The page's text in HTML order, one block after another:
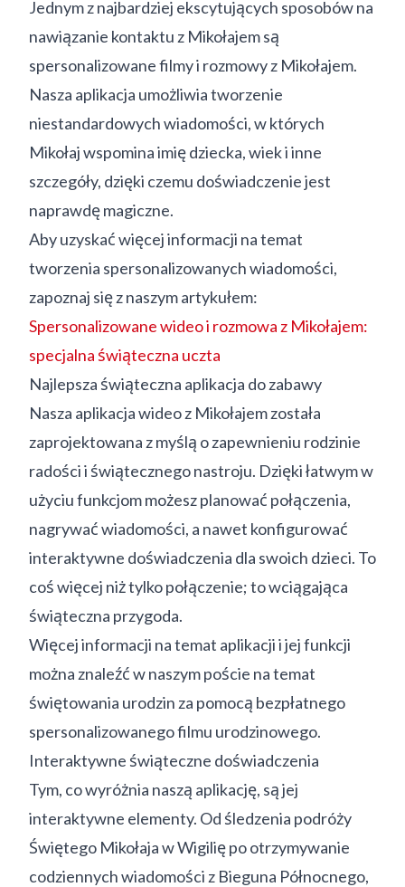
Jednym z najbardziej ekscytujących sposobów na
nawiązanie kontaktu z Mikołajem są
spersonalizowane filmy i rozmowy z Mikołajem.
Nasza aplikacja umożliwia tworzenie
niestandardowych wiadomości, w których
Mikołaj wspomina imię dziecka, wiek i inne
szczegóły, dzięki czemu doświadczenie jest
naprawdę magiczne.
Aby uzyskać więcej informacji na temat
tworzenia spersonalizowanych wiadomości,
zapoznaj się z naszym artykułem:
Spersonalizowane wideo i rozmowa z Mikołajem:
specjalna świąteczna uczta
Najlepsza świąteczna aplikacja do zabawy
Nasza aplikacja wideo z Mikołajem została
zaprojektowana z myślą o zapewnieniu rodzinie
radości i świątecznego nastroju. Dzięki łatwym w
użyciu funkcjom możesz planować połączenia,
nagrywać wiadomości, a nawet konfigurować
interaktywne doświadczenia dla swoich dzieci. To
coś więcej niż tylko połączenie; to wciągająca
świąteczna przygoda.
Więcej informacji na temat aplikacji i jej funkcji
można znaleźć w naszym poście na temat
świętowania urodzin za pomocą bezpłatnego
spersonalizowanego filmu urodzinowego.
Interaktywne świąteczne doświadczenia
Tym, co wyróżnia naszą aplikację, są jej
interaktywne elementy. Od śledzenia podróży
Świętego Mikołaja w Wigilię po otrzymywanie
codziennych wiadomości z Bieguna Północnego,